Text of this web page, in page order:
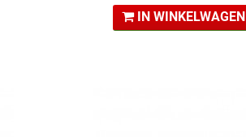
IN WINKELWAGEN